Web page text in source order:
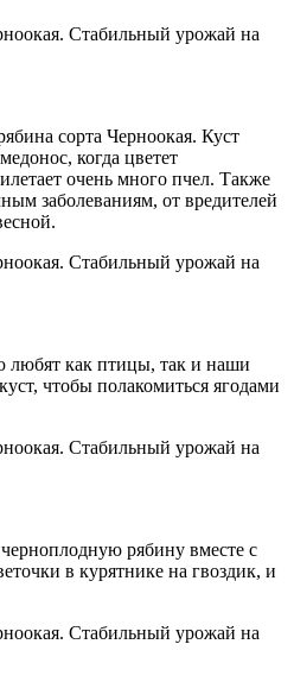
сорта Черноокая. Куст
когда цветет
очень много пчел. Также
заболеваниям, от вредителей
как птицы, так и наши
чтобы полакомиться ягодами
рябину вместе с
в курятнике на гвоздик, и